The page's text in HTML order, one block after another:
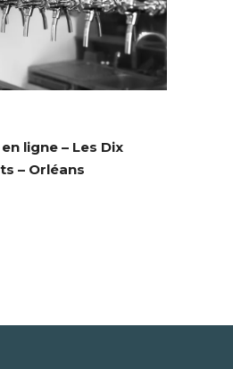
ligne – Les Dix
– Orléans